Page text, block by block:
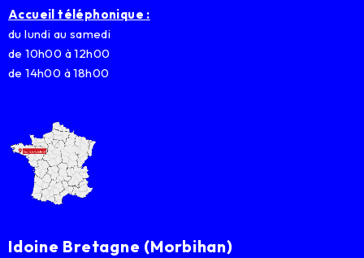
Accueil téléphonique :
du lundi au samedi
de 10h00 à 12h00
de 14h00 à 18h00
Idoine Bretagne (Morbihan)